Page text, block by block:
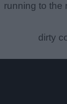
running to the
dirty